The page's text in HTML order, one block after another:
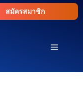
สมัครสมาชิก
Menu